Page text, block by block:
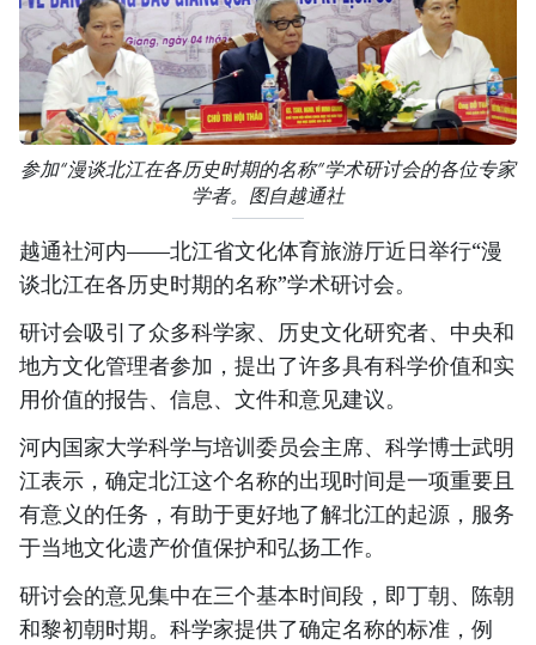
参加“漫谈北江在各历史时期的名称”学术研讨会的各位专家
学者。图自越通社
越通社河内——北江省文化体育旅游厅近日举行“漫
谈北江在各历史时期的名称”学术研讨会。
研讨会吸引了众多科学家、历史文化研究者、中央和
地方文化管理者参加，提出了许多具有科学价值和实
用价值的报告、信息、文件和意见建议。
河内国家大学科学与培训委员会主席、科学博士武明
江表示，确定北江这个名称的出现时间是一项重要且
有意义的任务，有助于更好地了解北江的起源，服务
于当地文化遗产价值保护和弘扬工作。
研讨会的意见集中在三个基本时间段，即丁朝、陈朝
和黎初朝时期。科学家提供了确定名称的标准，例